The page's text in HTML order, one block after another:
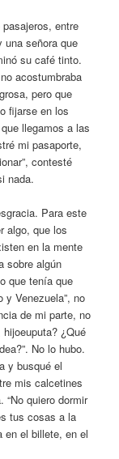
entre
señora que
su café tinto.
acostumbraba
pero que
fijarse en los
llegamos a las
mi pasaporte,
contesté
nada.
Para este
algo, que los
en la mente
sobre algún
que tenía que
y Venezuela”, no
de mi parte, no
¿Qué
No lo hubo.
y busqué el
mis calcetines
quiero dormir
tus cosas a la
en el billete, en el